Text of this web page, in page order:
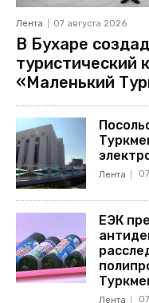
Лента 07 августа 2026
В Бухаре
туристический
«Маленький
Лента
ЕЭК
Лента